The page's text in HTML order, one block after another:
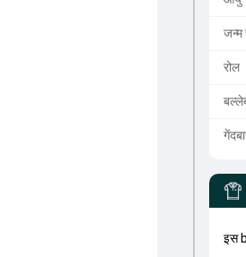
जन्म
रोल
इस